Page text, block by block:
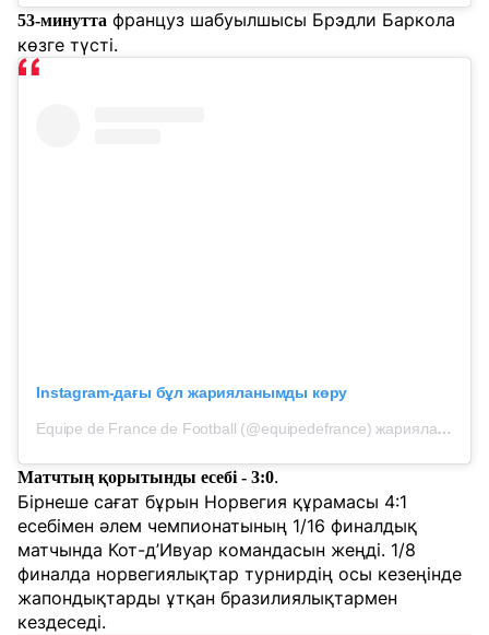
53-минутта француз шабуылшысы Брэдли Баркола
көзге түсті.
Instagram-дағы бұл жарияланымды көру
Equipe de France de Football (@equipedefrance) жариялаған жазба
Матчтың қорытынды есебі - 3:0.
Бірнеше сағат бұрын Норвегия құрамасы 4:1
есебімен әлем чемпионатының 1/16 финалдық
матчында Кот-д’Ивуар командасын жеңді. 1/8
финалда норвегиялықтар турнирдің осы кезеңінде
жапондықтарды ұтқан бразилиялықтармен
кездеседі.